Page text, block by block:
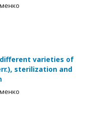
varieties of
sterilization and